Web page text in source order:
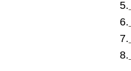
5.
6.
7.
8.